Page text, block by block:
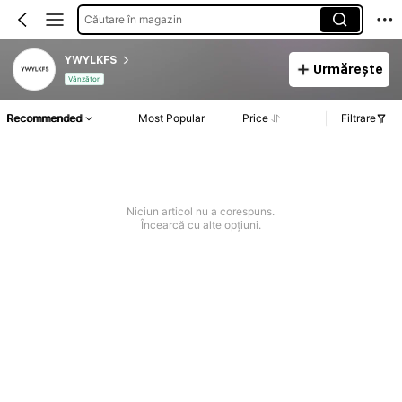
Căutare în magazin
YWYLKFS
Vânzător
Urmărește
Recommended Most Popular Price Filtrare
Niciun articol nu a corespuns.
Încearcă cu alte opțiuni.